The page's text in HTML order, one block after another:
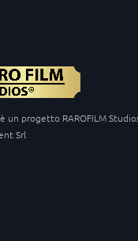
un progetto RAROFILM
Srl